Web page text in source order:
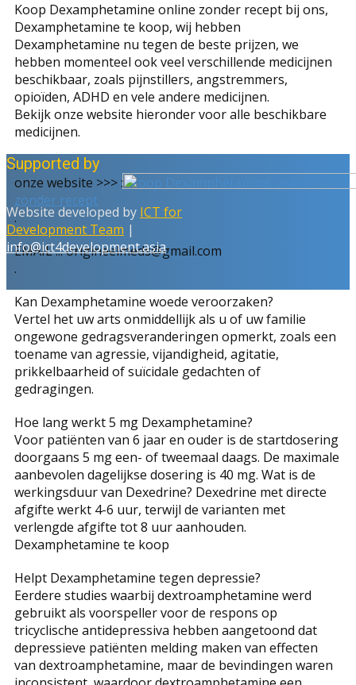
Koop Dexamphetamine online zonder recept bij ons,
Dexamphetamine te koop, wij hebben
Dexamphetamine nu tegen de beste prijzen, we
hebben momenteel ook veel verschillende medicijnen
beschikbaar, zoals pijnstillers, angstremmers,
opioïden, ADHD en vele andere medicijnen.
Bekijk onze website hieronder voor alle beschikbare
medicijnen.
.
onze website >>> :::koop Dexamphetamine online
zonder recept
.
EMAIL ::: origineelmeds@gmail.com
.
Kan Dexamphetamine woede veroorzaken?
Vertel het uw arts onmiddellijk als u of uw familie
ongewone gedragsveranderingen opmerkt, zoals een
toename van agressie, vijandigheid, agitatie,
prikkelbaarheid of suïcidale gedachten of
gedragingen.
Hoe lang werkt 5 mg Dexamphetamine?
Voor patiënten van 6 jaar en ouder is de startdosering
doorgaans 5 mg een- of tweemaal daags. De maximale
aanbevolen dagelijkse dosering is 40 mg. Wat is de
werkingsduur van Dexedrine? Dexedrine met directe
afgifte werkt 4-6 uur, terwijl de varianten met
verlengde afgifte tot 8 uur aanhouden.
Dexamphetamine te koop
Helpt Dexamphetamine tegen depressie?
Eerdere studies waarbij dextroamphetamine werd
gebruikt als voorspeller voor de respons op
tricyclische antidepressiva hebben aangetoond dat
depressieve patiënten melding maken van effecten
van dextroamphetamine, maar de bevindingen waren
Supported by
Website developed by ICT for
Development Team |
info@ict4development.asia